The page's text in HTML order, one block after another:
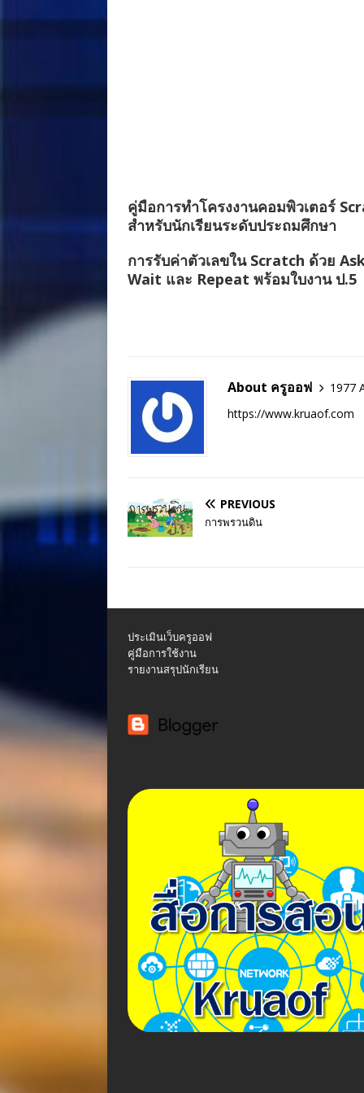
คู่มือการทำโครงงานคอมพิวเตอร์
สำหรับนักเรียนระดับประถมศึกษา
การรับค่าตัวเลขใน Scratch ด้วย
Wait และ Repeat พร้อมใบงาน ป.5
About ครูออฟ
1977
https://www.kruaof.com
PREVIOUS
การพรวนดิน
ประเมินเว็บครูออฟ
คู่มือการใช้งาน
รายงานสรุปนักเรียน